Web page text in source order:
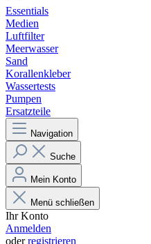
Essentials
Medien
Luftfilter
Meerwasser
Sand
Korallenkleber
Wassertests
Pumpen
Ersatzteile
Navigation
Suche
Mein Konto
Menü schließen
Ihr Konto
Anmelden
oderregistrieren